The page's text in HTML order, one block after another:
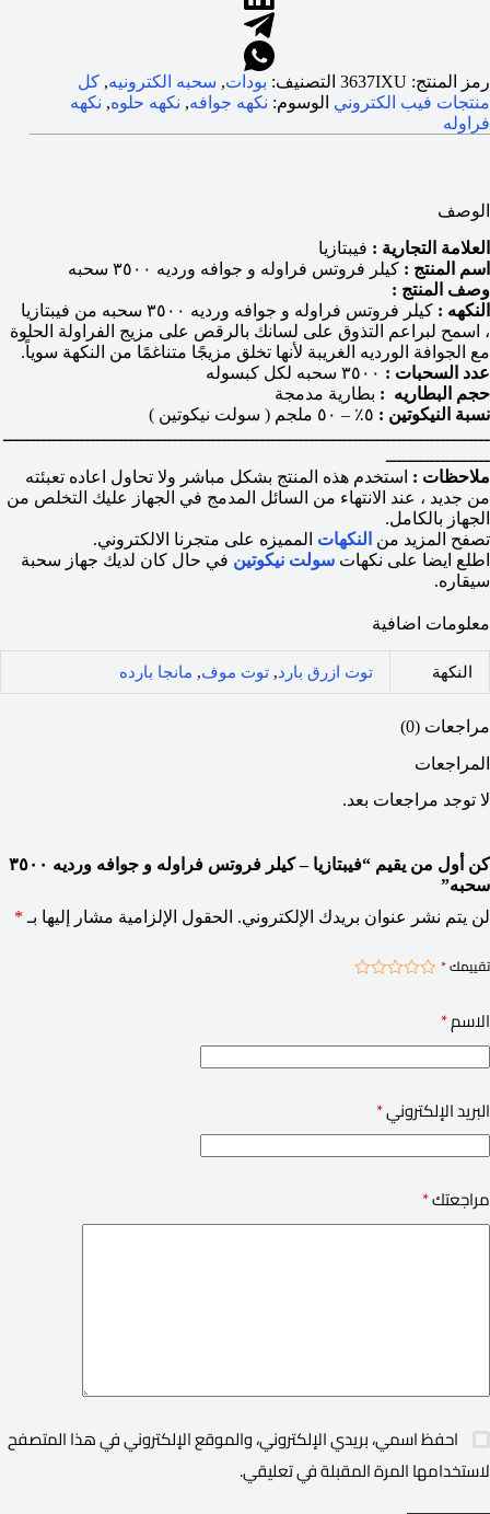
رمز المنتج: 3637IXU التصنيف: بودات, سحبه الكترونيه, كل
منتجات فيب الكتروني الوسوم: نكهه جوافه, نكهه حلوه, نكهه
فراوله
الوصف
العلامة التجارية : فيبتازيا
اسم المنتج : كيلر فروتس فراوله و جوافه ورديه ٣٥٠٠ سحبه
وصف المنتج :
النكهه :
كيلر فروتس فراوله و جوافه ورديه ٣٥٠٠ سحبه من فيبتازيا
، اسمح لبراعم التذوق على لسانك بالرقص على مزيج الفراولة الحلوة
مع الجوافة الورديه الغريبة لأنها تخلق مزيجًا متناغمًا من النكهة سوياً.
عدد السحبات :
حجم البطاريه : بطارية مدمجة
نسبة النيكوتين :
ـــــــــــــــــــــــــــــــــــــــــــــــــــــــــــــــــــــــــــــــــــــــــ
ـــــــــــــــــــ
ملاحظات : استخدم هذه المنتج بشكل مباشر ولا تحاول اعاده تعبئته
من جديد ، عند الانتهاء من السائل المدمج في الجهاز عليك التخلص من
الجهاز بالكامل.
تصفح المزيد من النكهات المميزه على متجرنا الالكتروني.
اطلع ايضا على نكهات سولت نيكوتين في حال كان لديك جهاز سحبة
سيقاره.
معلومات اضافية
النكهة توت ازرق بارد, توت موف, مانجا بارده
مراجعات (0)
المراجعات
لا توجد مراجعات بعد.
كن أول من يقيم “فيبتازيا – كيلر فروتس فراوله و جوافه ورديه ٣٥٠٠
سحبه”
لن يتم نشر عنوان بريدك الإلكتروني. الحقول الإلزامية مشار إليها بـ *
تقييمك*
الاسم*
البريد الإلكتروني*
مراجعتك*
احفظ اسمي، بريدي الإلكتروني، والموقع الإلكتروني في هذا المتصفح
لاستخدامها المرة المقبلة في تعليقي.